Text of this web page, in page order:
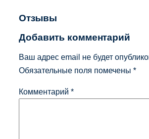
Отзывы
Добавить комментарий
Ваш адрес email не будет
Обязательные поля помечены *
Комментарий *